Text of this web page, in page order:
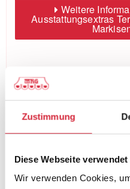
Zustimmung
Diese Webseite
Wir verwenden Cookies,
Weitere
Ausstattungsextras
Farben &